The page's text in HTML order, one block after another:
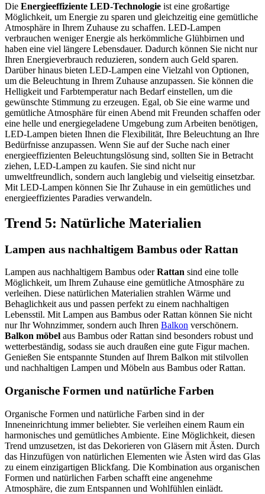
Die Energieeffiziente LED-Technologie ist eine großartige
Möglichkeit, um Energie zu sparen und gleichzeitig eine gemütliche
Atmosphäre in Ihrem Zuhause zu schaffen. LED-Lampen
verbrauchen weniger Energie als herkömmliche Glühbirnen und
haben eine viel längere Lebensdauer. Dadurch können Sie nicht nur
Ihren Energieverbrauch reduzieren, sondern auch Geld sparen.
Darüber hinaus bieten LED-Lampen eine Vielzahl von Optionen,
um die Beleuchtung in Ihrem Zuhause anzupassen. Sie können die
Helligkeit und Farbtemperatur nach Bedarf einstellen, um die
gewünschte Stimmung zu erzeugen. Egal, ob Sie eine warme und
gemütliche Atmosphäre für einen Abend mit Freunden schaffen oder
eine helle und energiegeladene Umgebung zum Arbeiten benötigen,
LED-Lampen bieten Ihnen die Flexibilität, Ihre Beleuchtung an Ihre
Bedürfnisse anzupassen. Wenn Sie auf der Suche nach einer
energieeffizienten Beleuchtungslösung sind, sollten Sie in Betracht
ziehen, LED-Lampen zu kaufen. Sie sind nicht nur
umweltfreundlich, sondern auch langlebig und vielseitig einsetzbar.
Mit LED-Lampen können Sie Ihr Zuhause in ein gemütliches und
energieeffizientes Paradies verwandeln.
Trend 5: Natürliche Materialien
Lampen aus nachhaltigem Bambus oder Rattan
Lampen aus nachhaltigem Bambus oderRattan sind eine tolle
Möglichkeit, um Ihrem Zuhause eine gemütliche Atmosphäre zu
verleihen. Diese natürlichen Materialien strahlen Wärme und
Behaglichkeit aus und passen perfekt zu einem nachhaltigen
Lebensstil. Mit Lampen aus Bambus oder Rattan können Sie nicht
nur Ihr Wohnzimmer, sondern auch Ihren Balkon verschönern.
Balkon möbel aus Bambus oder Rattan sind besonders robust und
wetterbeständig, sodass sie auch draußen eine gute Figur machen.
Genießen Sie entspannte Stunden auf Ihrem Balkon mit stilvollen
und nachhaltigen Lampen und Möbeln aus Bambus oder Rattan.
Organische Formen und natürliche Farben
Organische Formen und natürliche Farben sind in der
Inneneinrichtung immer beliebter. Sie verleihen einem Raum ein
harmonisches und gemütliches Ambiente. Eine Möglichkeit, diesen
Trend umzusetzen, ist das Dekorieren von Gläsern mit Ästen. Durch
das Hinzufügen von natürlichen Elementen wie Ästen wird das Glas
zu einem einzigartigen Blickfang. Die Kombination aus organischen
Formen und natürlichen Farben schafft eine angenehme
Atmosphäre, die zum Entspannen und Wohlfühlen einlädt.